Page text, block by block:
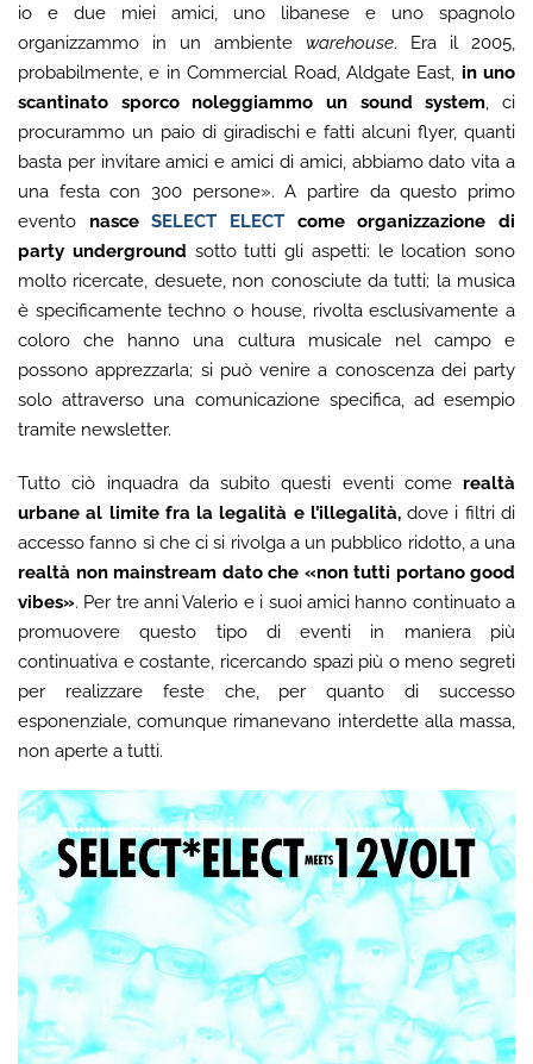
io e due miei amici, uno libanese e uno spagnolo
organizzammo in un ambiente warehouse. Era il 2005,
probabilmente, e in Commercial Road, Aldgate East, in uno
scantinato sporco noleggiammo un sound system, ci
procurammo un paio di giradischi e fatti alcuni flyer, quanti
basta per invitare amici e amici di amici, abbiamo dato vita a
una festa con 300 persone». A partire da questo primo
evento nasceSELECT ELECT come organizzazione di
party underground sotto tutti gli aspetti: le location sono
molto ricercate, desuete, non conosciute da tutti; la musica
è specificamente techno o house, rivolta esclusivamente a
coloro che hanno una cultura musicale nel campo e
possono apprezzarla; si può venire a conoscenza dei party
solo attraverso una comunicazione specifica, ad esempio
tramite newsletter.
Tutto ciò inquadra da subito questi eventi come realtà
urbane al limite fra la legalità e l’illegalità,dove i filtri di
accesso fanno sì che ci si rivolga a un pubblico ridotto, a una
realtà non mainstream dato che «non tutti portano good
vibes». Per tre anni Valerio e i suoi amici hanno continuato a
promuovere questo tipo di eventi in maniera più
continuativa e costante, ricercando spazi più o meno segreti
per realizzare feste che, per quanto di successo
esponenziale, comunque rimanevano interdette alla massa,
non aperte a tutti.